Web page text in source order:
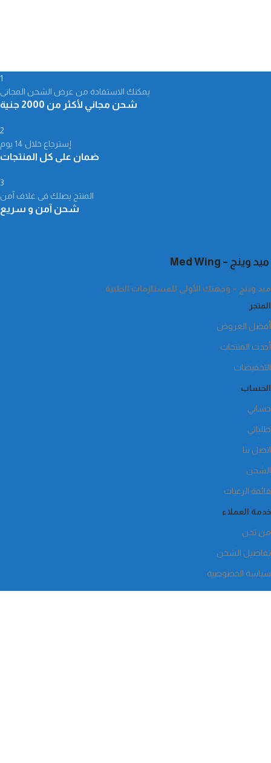
1
يمكنك الاستفادة من عرض الشحن المجانى
شحن مجاني لأكثر من 2000 جنية
2
إسترجاع خلال 14 يوم
ضمان على كل المنتجات
3
المنتج يصلك فى غلاف آمن
شحن آمن و سريع
ميد وينج – Med Wing
ميد وينج – وجهتك الأولى للمستلزمات الطبية
المتجر
أفضل العروض
أحدث المنتجات
التخفيضات
الحساب
حسابي
طلباتي
اتصل بنا
الشحن
قائمة الرغبات
خدمة العملاء
من نحن
تفاصيل الشحن
سياسة الخصوصية
المبيعات